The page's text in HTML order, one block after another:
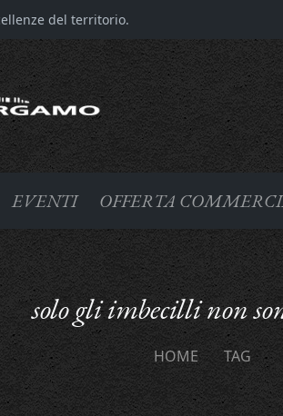
del territorio.
EVENTI OFFERTA
solo gli imbecilli non
HOME TAG